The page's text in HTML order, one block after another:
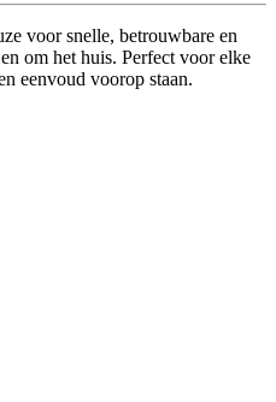
voor snelle, betrouwbare en
om het huis. Perfect voor elke
eenvoud voorop staan.